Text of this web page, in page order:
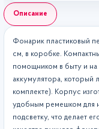
Описание
Фонарик пластиковый
см, в коробке.
помощником в быту и на
аккумулятора, который
комплекте). Корпус
удобным ремешком для
подсветку, что делает